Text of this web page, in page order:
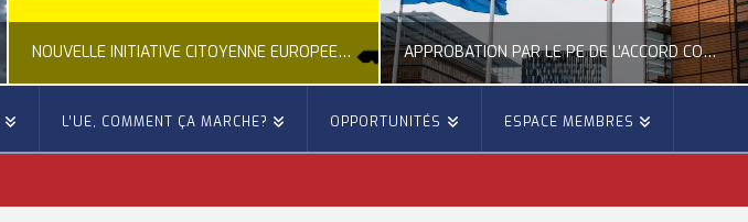
NOUVELLE INITIATIVE CITOYENNE EUROPÉENNE SUR LE LOGEMENT
ACTUALITÉ DE L'UNION EUROPÉENNE, ACTUALITÉ DE LA REPRÉSENTATION D’OCCITANIE EUROPE, CITOYENNETÉ, LOGEMENT
APPROBATION PAR LE PE DE L’ACCORD COMMERCIAL ENTRE L’UE ET LE MEXIQUE
ACTION EXTÉRIEURE, ACTUALITÉ DE L'UNION EUROPÉENNE
L’UE, COMMENT ÇA MARCHE? OPPORTUNITÉS ESPACE MEMBRES